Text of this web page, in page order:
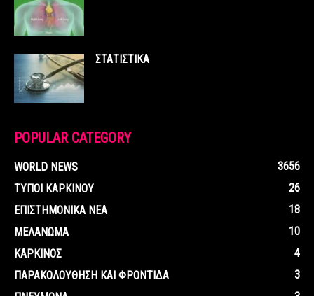
ΣΤΑΤΙΣΤΙΚΑ
POPULAR CATEGORY
WORLD NEWS
3656
ΤΥΠΟΙ ΚΑΡΚΙΝΟΥ
26
ΕΠΙΣΤΗΜΟΝΙΚΑ ΝΕΑ
18
ΜΕΛΑΝΩΜΑ
10
ΚΑΡΚΙΝΟΣ
4
ΠΑΡΑΚΟΛΟΥΘΗΣΗ ΚΑΙ ΦΡΟΝΤΙΔΑ
3